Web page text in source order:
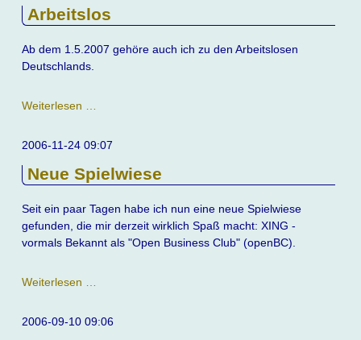
Arbeitslos
Ab dem 1.5.2007 gehöre auch ich zu den Arbeitslosen
Deutschlands.
Weiterlesen …
2006-11-24 09:07
Neue Spielwiese
Seit ein paar Tagen habe ich nun eine neue Spielwiese
gefunden, die mir derzeit wirklich Spaß macht: XING -
vormals Bekannt als "Open Business Club" (openBC).
Weiterlesen …
2006-09-10 09:06